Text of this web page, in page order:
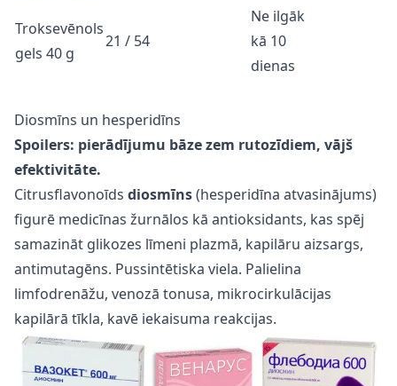
Troksevēnols
gels 40 g
21 / 54
Ne ilgāk
kā 10
dienas
Diosmīns un hesperidīns
Spoilers: pierādījumu bāze zem rutozīdiem, vājš
efektivitāte.
Citrusflavonoīds diosmīns(hesperidīna atvasinājums)
figurē medicīnas žurnālos kā antioksidants, kas spēj
samazināt glikozes līmeni plazmā, kapilāru aizsargs,
antimutagēns. Pussintētiska viela. Palielina
limfodrenāžu, venozā tonusa, mikrocirkulācijas
kapilārā tīkla, kavē iekaisuma reakcijas.